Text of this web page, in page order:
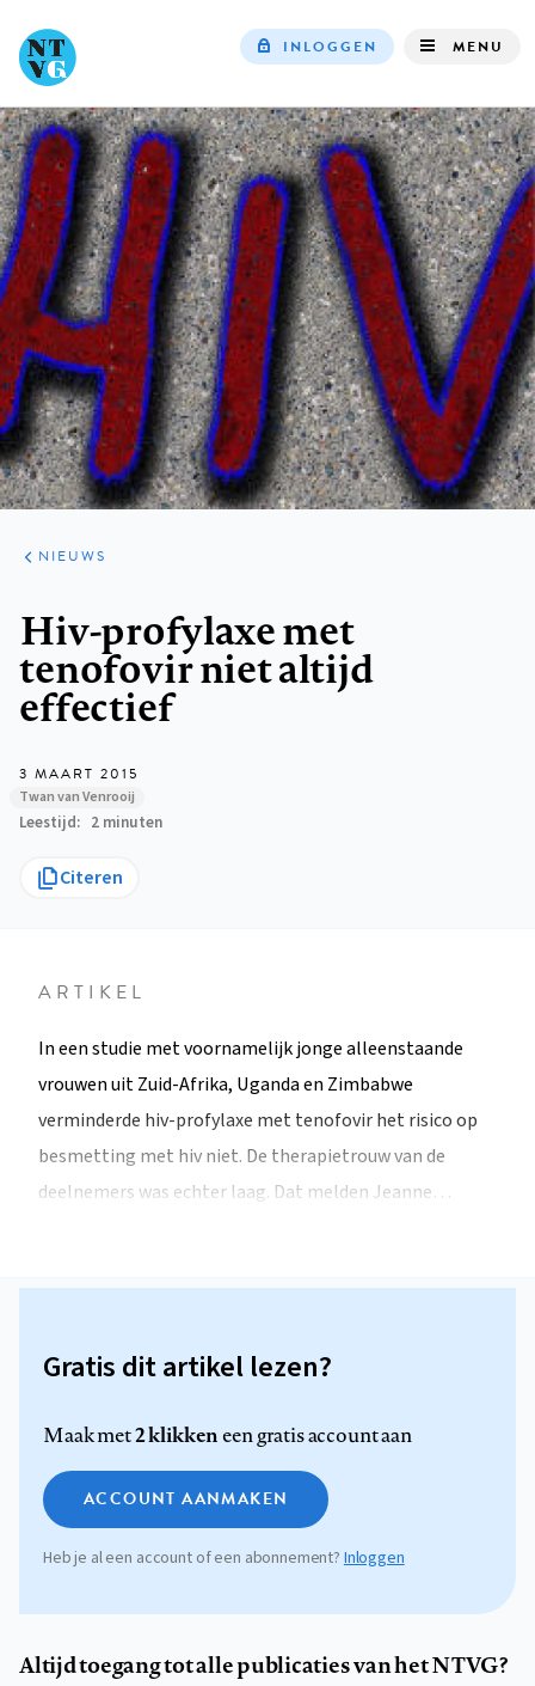
navigation
INLOGGEN MENU
ARTIKELEN
HET
KORT
NIEUWS
Hiv-profylaxe met
tenofovir niet altijd
effectief
3 MAART 2015
Twan van Venrooij
Leestijd 2 minuten
Citeren
ARTIKEL
In een studie met voornamelijk jonge alleenstaande
vrouwen uit Zuid-Afrika, Uganda en Zimbabwe
verminderde hiv-profylaxe met tenofovir het risico op
besmetting met hiv niet. De therapietrouw van de
deelnemers was echter laag. Dat melden Jeanne…
Gratis dit artikel lezen?
Maak met2 klikkeneen gratis account aan
ACCOUNT AANMAKEN
Heb je al een account of een abonnement? Inloggen
Altijd toegang tot alle publicaties van het NTVG?